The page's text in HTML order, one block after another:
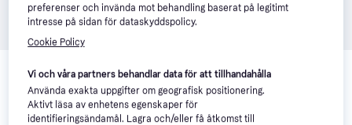
Vi har plockat fram ett urval av produkter som kanske skulle
intressera dig. Visa alla
preferenser och invända mot behandling baserat på legitimt
intresse på sidan för dataskyddspolicy.
Cookie Policy
Vi och våra partners behandlar data för att tillhandahålla
Använda exakta uppgifter om geografisk positionering.
Aktivt läsa av enhetens egenskaper för
identifieringsändamål. Lagra och/eller få åtkomst till